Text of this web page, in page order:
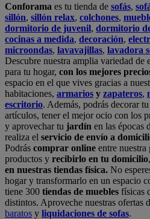
Conforama es tu tienda de sofás,
sillón, sillón relax, colchones,
dormitorio de juvenil, dormitorio
cocinas a medida, decoración,
microondas, lavavajillas, lavadora
Descubre nuestra amplia variedad de
para tu hogar, con los mejores
espacio en el que vives gracias a
habitaciones, armarios y zapateros,
escritorio. Además, podrás decorar
artículos, tener el mejor ocio con los
y aprovechar tu jardín en las épocas
realiza el servicio de envío a
Podrás comprar online entre nuestra
productos y recibirlo en tu domicilio
en nuestras tiendas física. No
hogar y transformarlo en un espacio
tiene 300 tiendas de muebles físicas
distintos. Aproveche nuestras ofertas
baratos y liquidaciones de sofas.